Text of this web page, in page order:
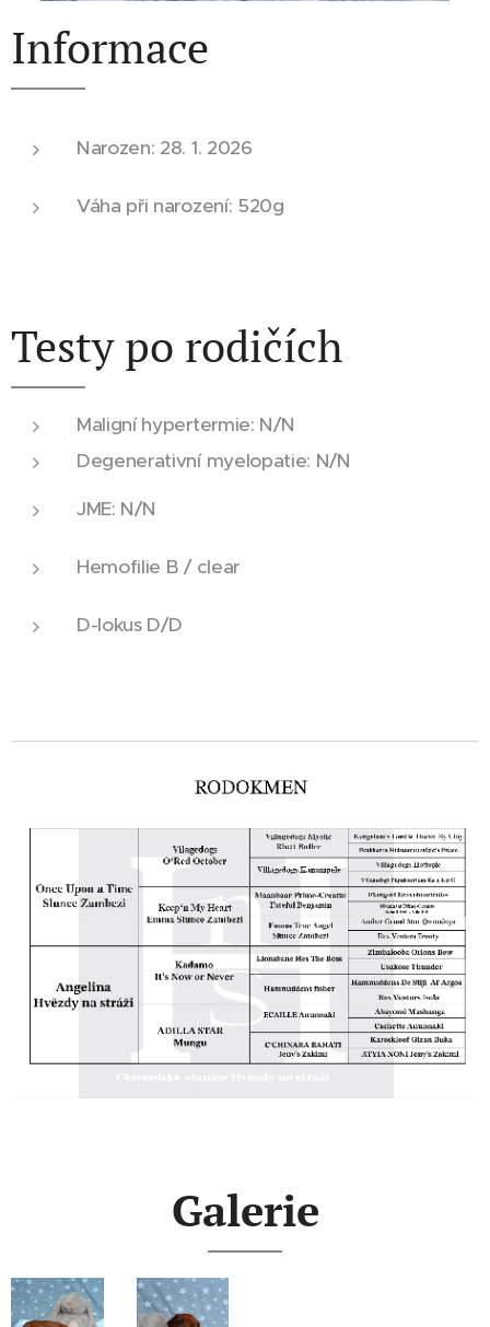
Informace
Narozen: 28. 1. 2026
Váha při narození: 520g
Testy po rodičích
Maligní hypertermie: N/N
Degenerativní myelopatie: N/N
JME: N/N
Hemofilie B / clear
D-lokus D/D
Galerie